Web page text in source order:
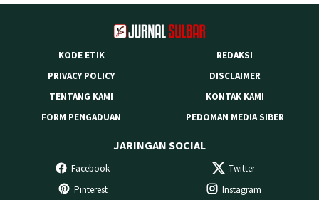
KODE ETIK
REDAKSI
PRIVACY POLICY
DISCLAIMER
TENTANG KAMI
KONTAK KAMI
FORM PENGADUAN
PEDOMAN MEDIA SIBER
JARINGAN SOCIAL
Facebook
Twitter
Pinterest
Instagram